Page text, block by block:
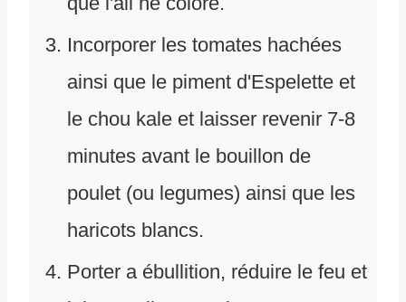
Incorporer les tomates hachées
ainsi que le piment d'Espelette et
le chou kale et laisser revenir 7-8
minutes avant le bouillon de
poulet (ou legumes) ainsi que les
haricots blancs.
Porter a ébullition, réduire le feu et